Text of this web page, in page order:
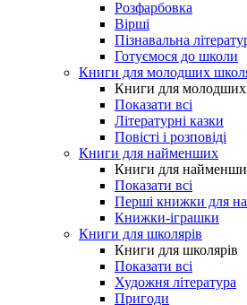
Розфарбовка
Вірші
Пізнавальна
Готуємося до школи
Книги для молодших
Книги для молодших
Показати всі
Літературні казки
Повісті і розповіді
Книги для найменших
Книги для
Показати всі
Перші книжки для
Книжки-іграшки
Книги для школярів
Книги для школярів
Показати всі
Художня література
Пригоди